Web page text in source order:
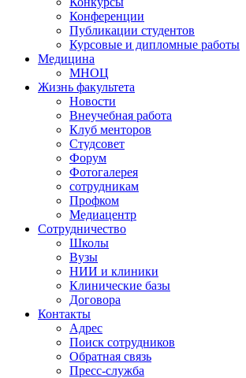
Конференции
Публикации студентов
Курсовые и дипломные работы
Медицина
МНОЦ
Жизнь факультета
Новости
Внеучебная работа
Клуб менторов
Студсовет
Форум
Фотогалерея
сотрудникам
Профком
Медиацентр
Сотрудничество
Школы
Вузы
НИИ и клиники
Клинические базы
Договора
Контакты
Адрес
Поиск сотрудников
Обратная связь
Пресс-служба